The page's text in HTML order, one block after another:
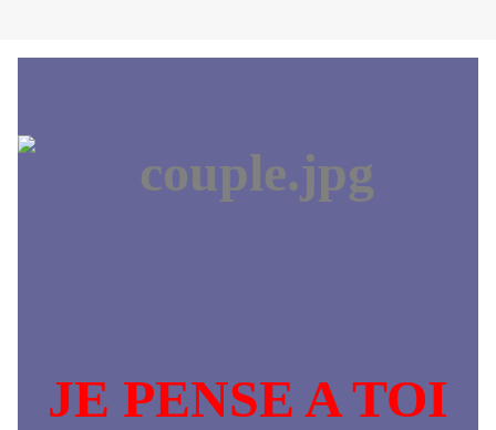
JE PENSE A TOI